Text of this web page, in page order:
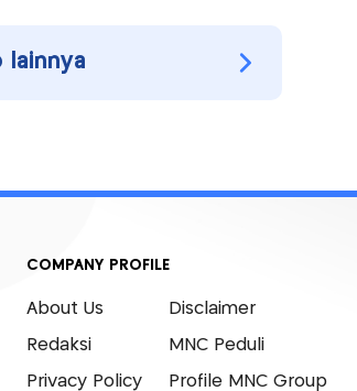
lainnya
COMPANY PROFILE
About Us
Redaksi
Privacy Policy
Disclaimer
MNC Peduli
Profile MNC Group